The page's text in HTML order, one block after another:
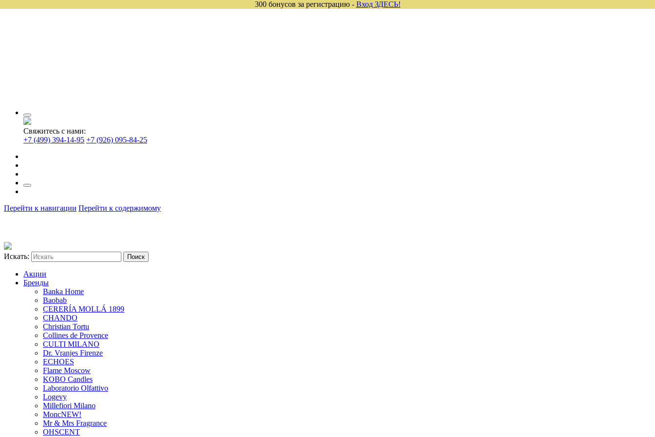
Свяжитесь с нами:
+7 (499) 394-14-95 +7 (926) 095-84-25
Перейти к навигации Перейти к содержимому
Искать:
Акции
Бренды
Banka Home
Baobab
CERERÍA MOLLÁ 1899
CHANDO
Christian Tortu
Collines de Provence
CULTI MILANO
Dr. Vranjes Firenze
ECHOES
Flame Moscow
KOBO Candles
Laboratorio Olfattivo
Logevy
Millefiori Milano
MoncNEW!
Mr & Mrs Fragrance
OHSCENT
300 бонусов за регистрацию - Вход ЗДЕСЬ!